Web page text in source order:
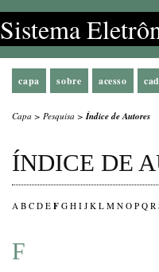
Sistema
capa sobre acesso
Capa > Pesquisa >Índice de Autores
ÍNDICE DE
A B C D E F G H I J K L M N O P Q R
F